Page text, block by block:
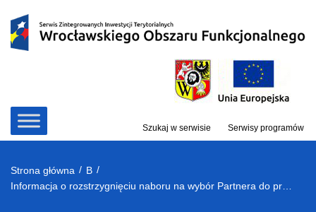
treści
Szukaj w serwisie Serwisy programów
Strona główna / B /